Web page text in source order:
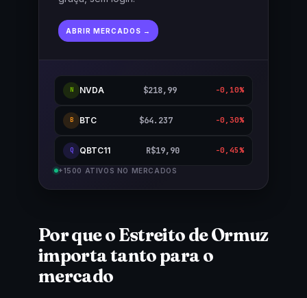
ABRIR MERCADOS →
N NVDA $218,99 -0,10%
B BTC $64.237 -0,30%
Q QBTC11 R$19,90 -0,45%
+1500 ATIVOS NO MERCADOS
Por que o Estreito de Ormuz
importa tanto para o
mercado